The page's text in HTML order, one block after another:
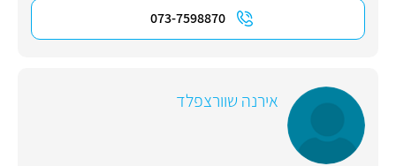
073-7598870
אירנה שוורצפלד